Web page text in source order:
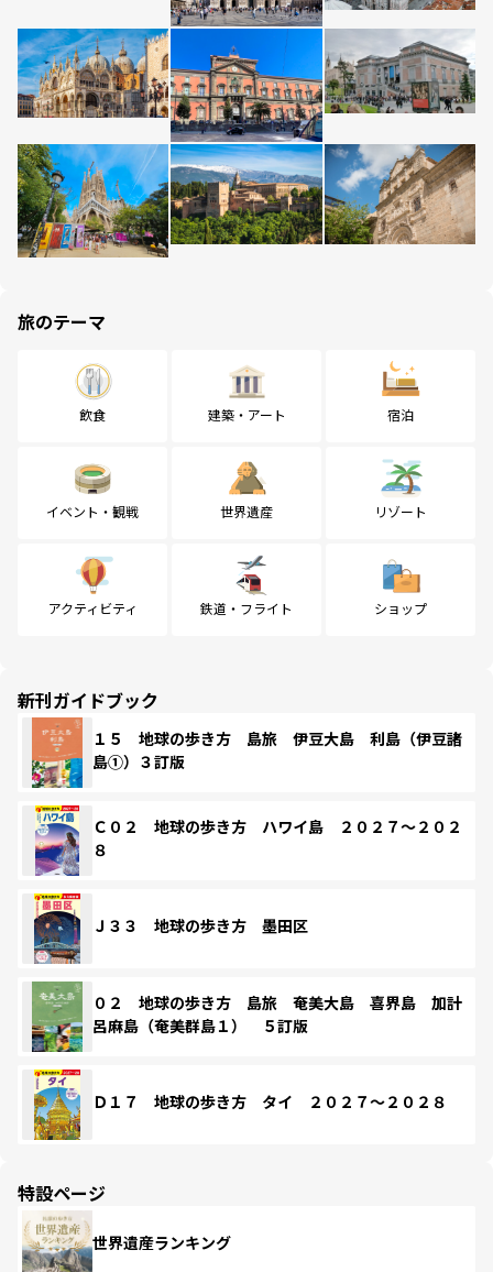
旅のテーマ
飲食 建築・アート 宿泊
イベント・観戦 世界遺産 リゾート
アクティビティ 鉄道・フライト ショップ
新刊ガイドブック
１５ 地球の歩き方 島旅 伊豆大島 利島（伊豆諸
島①）３訂版
Ｃ０２ 地球の歩き方 ハワイ島 ２０２７～２０２
８
Ｊ３３ 地球の歩き方 墨田区
０２ 地球の歩き方 島旅 奄美大島 喜界島 加計
呂麻島（奄美群島１） ５訂版
Ｄ１７ 地球の歩き方 タイ ２０２７～２０２８
特設ページ
世界遺産ランキング